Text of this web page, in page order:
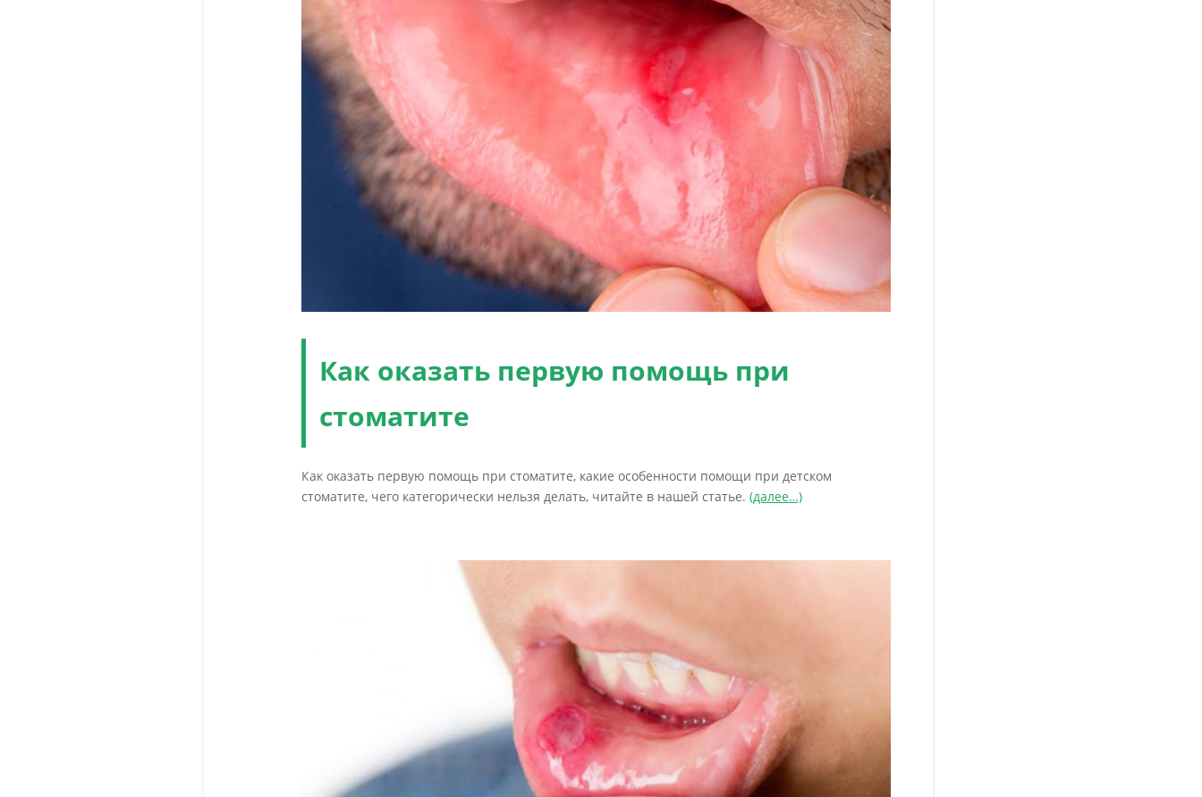
Как оказать первую помощь при
стоматите
Как оказать первую помощь при стоматите, какие особенности помощи при детском
стоматите, чего категорически нельзя делать, читайте в нашей статье. (далее…)